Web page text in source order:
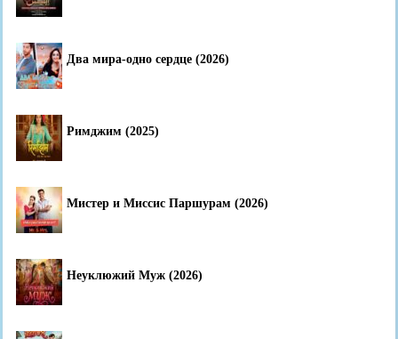
Два мира-одно сердце (2026)
Римджим (2025)
Мистер и Миссис Паршурам (2026)
Неуклюжий Муж (2026)